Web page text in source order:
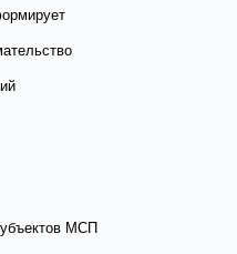
МСП